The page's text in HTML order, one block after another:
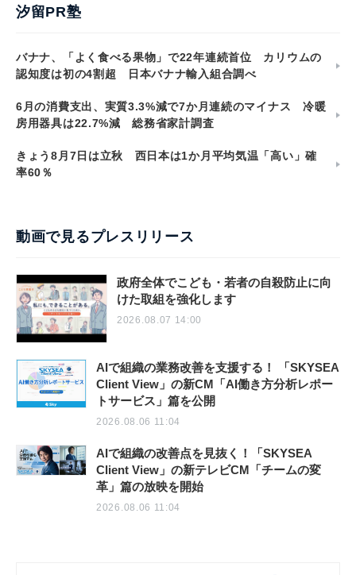
汐留PR塾
バナナ、「よく食べる果物」で22年連続首位 カリウムの
認知度は初の4割超 日本バナナ輸入組合調べ
6月の消費支出、実質3.3%減で7か月連続のマイナス 冷暖
房用器具は22.7%減 総務省家計調査
きょう8月7日は立秋 西日本は1か月平均気温「高い」確
率60％
動画で見るプレスリリース
政府全体でこども・若者の自殺防止に向
けた取組を強化します
2026.08.07 14:00
AIで組織の業務改善を支援する！ 「SKYSEA
Client View」の新CM「AI働き方分析レポー
トサービス」篇を公開
2026.08.06 11:04
AIで組織の改善点を見抜く！「SKYSEA
Client View」の新テレビCM「チームの変
革」篇の放映を開始
2026.08.06 11:04